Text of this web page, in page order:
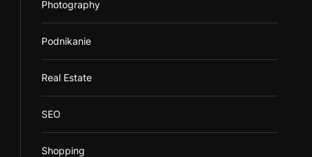
Photography
Podnikanie
Real Estate
SEO
Shopping